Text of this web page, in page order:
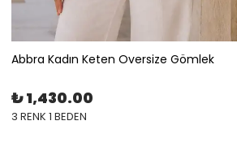
Abbra Kadın Keten Oversize Gömlek
₺ 1,430.00
3 RENK 1 BEDEN